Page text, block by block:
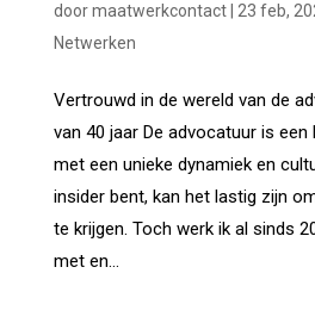
doormaatwerkcontact| 23 feb,
Netwerken
Vertrouwd in de wereld van de
van 40 jaar De advocatuur is een
met een unieke dynamiek en
insider bent, kan het lastig zijn
te krijgen. Toch werk ik al sinds
met en...